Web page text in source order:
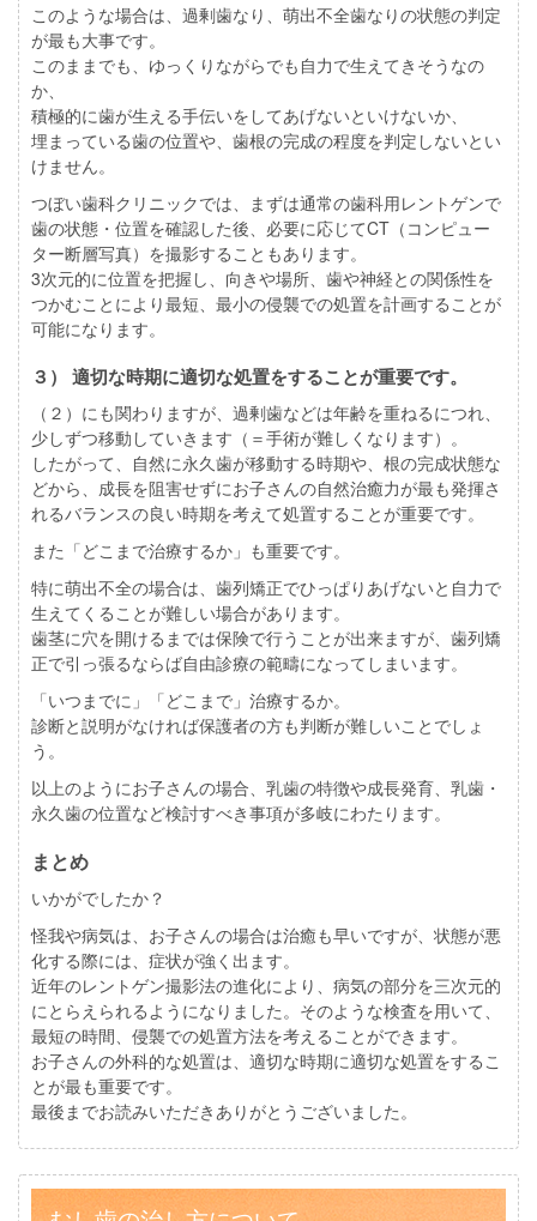
このような場合は、過剰歯なり、萌出不全歯なりの状態の判定
が最も大事です。
このままでも、ゆっくりながらでも自力で生えてきそうなの
か、
積極的に歯が生える手伝いをしてあげないといけないか、
埋まっている歯の位置や、歯根の完成の程度を判定しないとい
けません。
つぼい歯科クリニックでは、まずは通常の歯科用レントゲンで
歯の状態・位置を確認した後、必要に応じてCT（コンピュー
ター断層写真）を撮影することもあります。
3次元的に位置を把握し、向きや場所、歯や神経との関係性を
つかむことにより最短、最小の侵襲での処置を計画することが
可能になります。
３） 適切な時期に適切な処置をすることが重要です。
（２）にも関わりますが、過剰歯などは年齢を重ねるにつれ、
少しずつ移動していきます（＝手術が難しくなります）。
したがって、自然に永久歯が移動する時期や、根の完成状態な
どから、成長を阻害せずにお子さんの自然治癒力が最も発揮さ
れるバランスの良い時期を考えて処置することが重要です。
また「どこまで治療するか」も重要です。
特に萌出不全の場合は、歯列矯正でひっぱりあげないと自力で
生えてくることが難しい場合があります。
歯茎に穴を開けるまでは保険で行うことが出来ますが、歯列矯
正で引っ張るならば自由診療の範疇になってしまいます。
「いつまでに」「どこまで」治療するか。
診断と説明がなければ保護者の方も判断が難しいことでしょ
う。
以上のようにお子さんの場合、乳歯の特徴や成長発育、乳歯・
永久歯の位置など検討すべき事項が多岐にわたります。
まとめ
いかがでしたか？
怪我や病気は、お子さんの場合は治癒も早いですが、状態が悪
化する際には、症状が強く出ます。
近年のレントゲン撮影法の進化により、病気の部分を三次元的
にとらえられるようになりました。そのような検査を用いて、
最短の時間、侵襲での処置方法を考えることができます。
お子さんの外科的な処置は、適切な時期に適切な処置をするこ
とが最も重要です。
最後までお読みいただきありがとうございました。